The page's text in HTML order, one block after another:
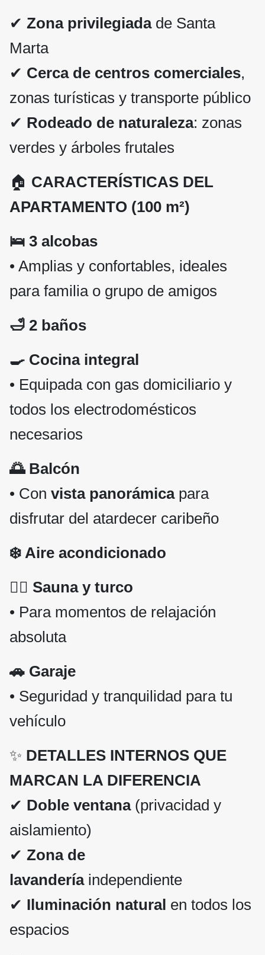
✔ Zona privilegiadade Santa
Marta
✔ Cerca de centros comerciales,
zonas turísticas y transporte público
✔ Rodeado de naturaleza: zonas
verdes y árboles frutales
🏠 CARACTERÍSTICAS DEL
APARTAMENTO (100 m²)
🛌 3 alcobas
• Amplias y confortables, ideales
para familia o grupo de amigos
🛁 2 baños
🍳 Cocina integral
• Equipada con gas domiciliario y
todos los electrodomésticos
necesarios
🌅 Balcón
• Con vista panorámicapara
disfrutar del atardecer caribeño
❄️ Aire acondicionado
🧖‍♀️ Sauna y turco
• Para momentos de relajación
absoluta
🚗 Garaje
• Seguridad y tranquilidad para tu
vehículo
✨ DETALLES INTERNOS QUE
MARCAN LA DIFERENCIA
✔ Doble ventana(privacidad y
aislamiento)
✔ Zona de
lavanderíaindependiente
✔ Iluminación natural en todos los
espacios